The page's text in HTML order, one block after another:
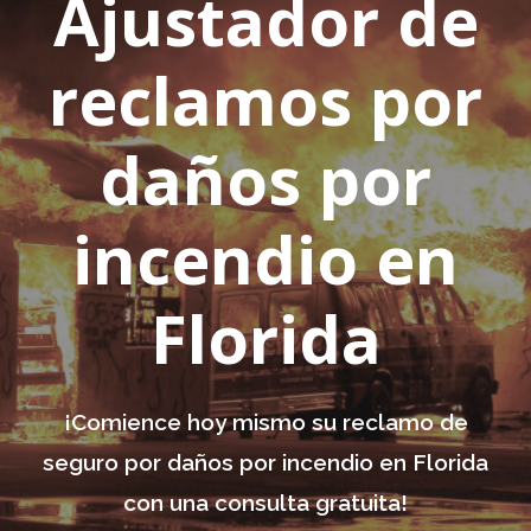
Ajustador de
reclamos por
daños por
incendio en
Florida
¡Comience hoy mismo su reclamo de
seguro por daños por incendio en Florida
con una consulta gratuita!